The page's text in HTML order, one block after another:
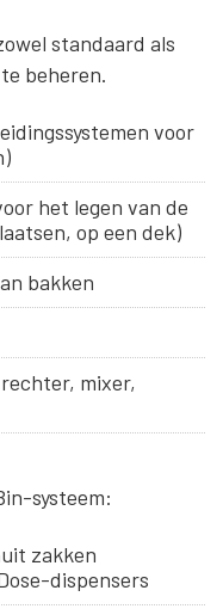
standaard als
beheren.
voor
het legen van de
op een dek)
bakken
mixer,
systeem:
zakken
dispensers